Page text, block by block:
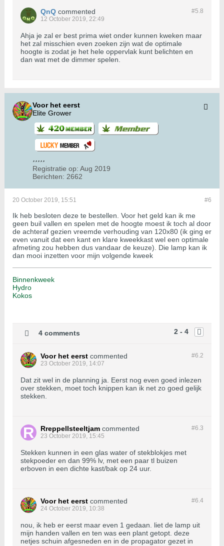
#5.8
QnQ commented
12 October 2019, 22:49
Ahja je zal er best prima wiet onder kunnen kweken maar
het zal misschien even zoeken zijn wat de optimale
hoogte is zodat je het hele oppervlak kunt belichten en
dan wat met de dimmer spelen.
Voor het eerst
Elite Grower
Registratie op: Aug 2019
Berichten: 2662
#6
20 October 2019, 15:51
Ik heb besloten deze te bestellen. Voor het geld kan ik me
geen buil vallen en spelen met de hoogte moest ik toch al door
de achteraf gezien vreemde verhouding van 120x80 (ik ging er
even vanuit dat een kant en klare kweekkast wel een optimale
afmeting zou hebben dus vandaar de keuze). Die lamp kan ik
dan mooi inzetten voor mijn volgende kweek
Binnenkweek
Hydro
Kokos
2 - 4
4 comments
#6.2
Voor het eerst commented
23 October 2019, 14:07
Dat zit wel in de planning ja. Eerst nog even goed inlezen
over stekken, moet toch knippen kan ik net zo goed gelijk
stekken.
#6.3
Rreppellsteeltjam commented
23 October 2019, 15:45
Stekken kunnen in een glas water of stekblokjes met
stekpoeder en dan 99% lv, met een paar tl buizen
erboven in een dichte kast/bak op 24 uur.
#6.4
Voor het eerst commented
24 October 2019, 10:38
nou, ik heb er eerst maar even 1 gedaan. liet de lamp uit
mijn handen vallen en ten was een plant getopt. deze
netjes schuin afgesneden en in de propagator gezet in